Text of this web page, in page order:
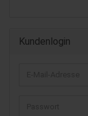
Kundenlogin